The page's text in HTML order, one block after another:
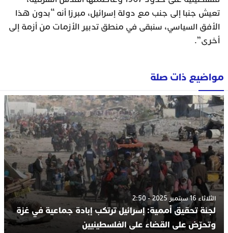
تعيش جنبا إلى جنب مع دولة إسرائيل، مبرزا أنه “بدون هذا
الأفق السياسي، سنبقى في منطق تدبير الأزمات من أزمة إلى
أخرى”.
مواضيع ذات صلة
الثلاثاء 16 سبتمبر 2025 - 2:50
لجنة تحقيق أممية: إسرائيل ترتكب إبادة جماعية في غزة
وتحرّض على القضاء على الفلسطينيين